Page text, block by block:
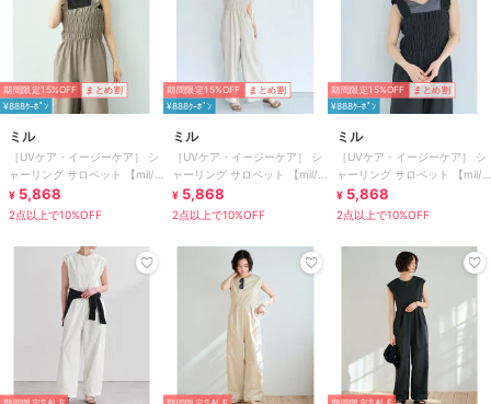
期間限定15%OFF
まとめ割
¥888ｸｰﾎﾟﾝ
ミル
［UVケア・イージーケア］ シ
ャーリング サロペット 【mil/
ミル】
¥ 5,868
2点以上で10%OFF
期間限定15%OFF
まとめ割
¥888ｸｰﾎﾟﾝ
ミル
［UVケア・イージーケア］ シ
ャーリング サロペット 【mil/
ミル】
¥ 5,868
2点以上で10%OFF
期間限定15%OFF
まとめ割
¥888ｸｰﾎﾟﾝ
ミル
［UVケア・イージーケア］ シ
ャーリング サロペット 【mil/
ミル】
¥ 5,868
2点以上で10%OFF